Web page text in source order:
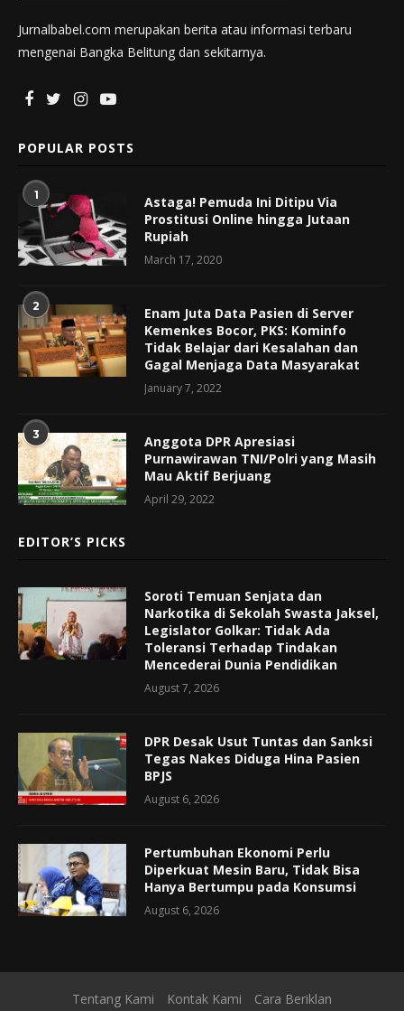
Jurnalbabel.com merupakan berita atau informasi terbaru
mengenai Bangka Belitung dan sekitarnya.
POPULAR POSTS
1
Astaga! Pemuda Ini Ditipu Via
Prostitusi Online hingga Jutaan
Rupiah
March 17, 2020
2
Enam Juta Data Pasien di Server
Kemenkes Bocor, PKS: Kominfo
Tidak Belajar dari Kesalahan dan
Gagal Menjaga Data Masyarakat
January 7, 2022
3
Anggota DPR Apresiasi
Purnawirawan TNI/Polri yang Masih
Mau Aktif Berjuang
April 29, 2022
EDITOR’S PICKS
Soroti Temuan Senjata dan
Narkotika di Sekolah Swasta Jaksel,
Legislator Golkar: Tidak Ada
Toleransi Terhadap Tindakan
Mencederai Dunia Pendidikan
August 7, 2026
DPR Desak Usut Tuntas dan Sanksi
Tegas Nakes Diduga Hina Pasien
BPJS
August 6, 2026
Pertumbuhan Ekonomi Perlu
Diperkuat Mesin Baru, Tidak Bisa
Hanya Bertumpu pada Konsumsi
August 6, 2026
Tentang Kami Kontak Kami Cara Beriklan